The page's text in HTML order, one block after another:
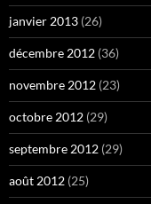
janvier 2013 (26)
décembre 2012 (36)
novembre 2012 (23)
octobre 2012 (29)
septembre 2012 (29)
août 2012 (25)